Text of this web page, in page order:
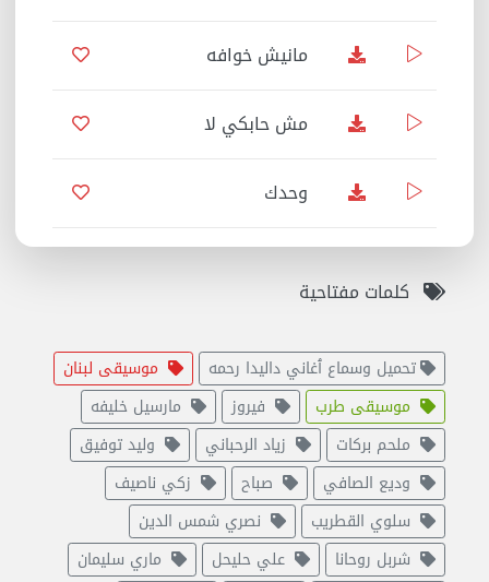
مانيش خوافه
مش حابكي لا
وحدك
كلمات مفتاحية
تحميل وسماع ٱغاني داليدا رحمه
موسيقى لبنان
موسيقى طرب
فيروز
مارسيل خليفه
ملحم بركات
زياد الرحباني
وليد توفيق
وديع الصافي
صباح
زكي ناصيف
سلوي القطريب
نصري شمس الدين
شربل روحانا
علي حليحل
ماري سليمان